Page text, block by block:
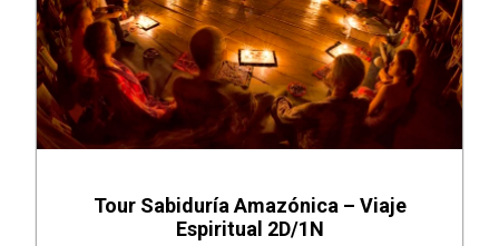
Tour Sabiduría Amazónica – Viaje
Espiritual 2D/1N